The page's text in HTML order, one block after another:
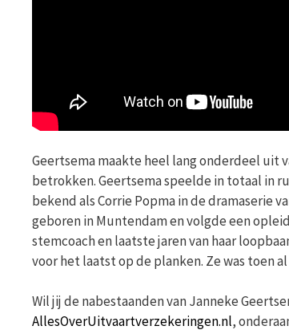
Geertsema maakte heel lang onderdeel uit
betrokken. Geertsema speelde in totaal in
bekend als Corrie Popma in de dramaserie
geboren in Muntendam en volgde een
stemcoach en laatste jaren van haar
voor het laatst op de planken. Ze was toen
Wil jij de nabestaanden van Janneke
AllesOverUitvaartverzekeringen.nl,